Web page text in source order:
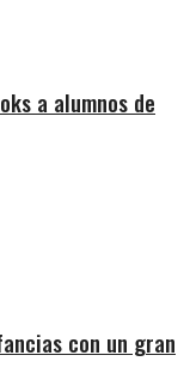
a alumnos de
con un gran